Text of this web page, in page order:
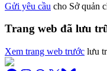
Gửi yêu cầu cho Sở quản
Trang web đã lưu
Xem trang web trước lưu